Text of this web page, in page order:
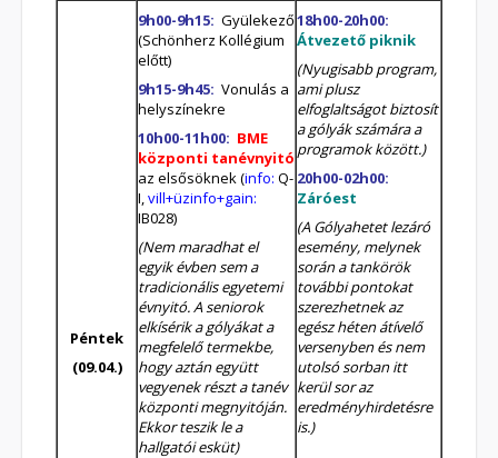
Péntek
(09.04.)
9h00-9h15: Gyülekező
(Schönherz Kollégium
előtt)
9h15-9h45: Vonulás a
helyszínekre
10h00-11h00: BME
központi tanévnyitó
az elsősöknek (info: Q-
I,vill+üzinfo+gain:
IB028)
(Nem maradhat el
egyik évben sem a
tradicionális egyetemi
évnyitó. A seniorok
elkísérik a gólyákat a
megfelelő termekbe,
hogy aztán együtt
vegyenek részt a tanév
központi megnyitóján.
Ekkor teszik le a
hallgatói esküt)
18h00-20h00:
Átvezető piknik
(Nyugisabb program,
ami plusz
elfoglaltságot biztosít
a gólyák számára a
programok között.)
20h00-02h00:
Záróest
(A Gólyahetet lezáró
esemény, melynek
során a tankörök
további pontokat
szerezhetnek az
egész héten átívelő
versenyben és nem
utolsó sorban itt
kerül sor az
eredményhirdetésre
is.)